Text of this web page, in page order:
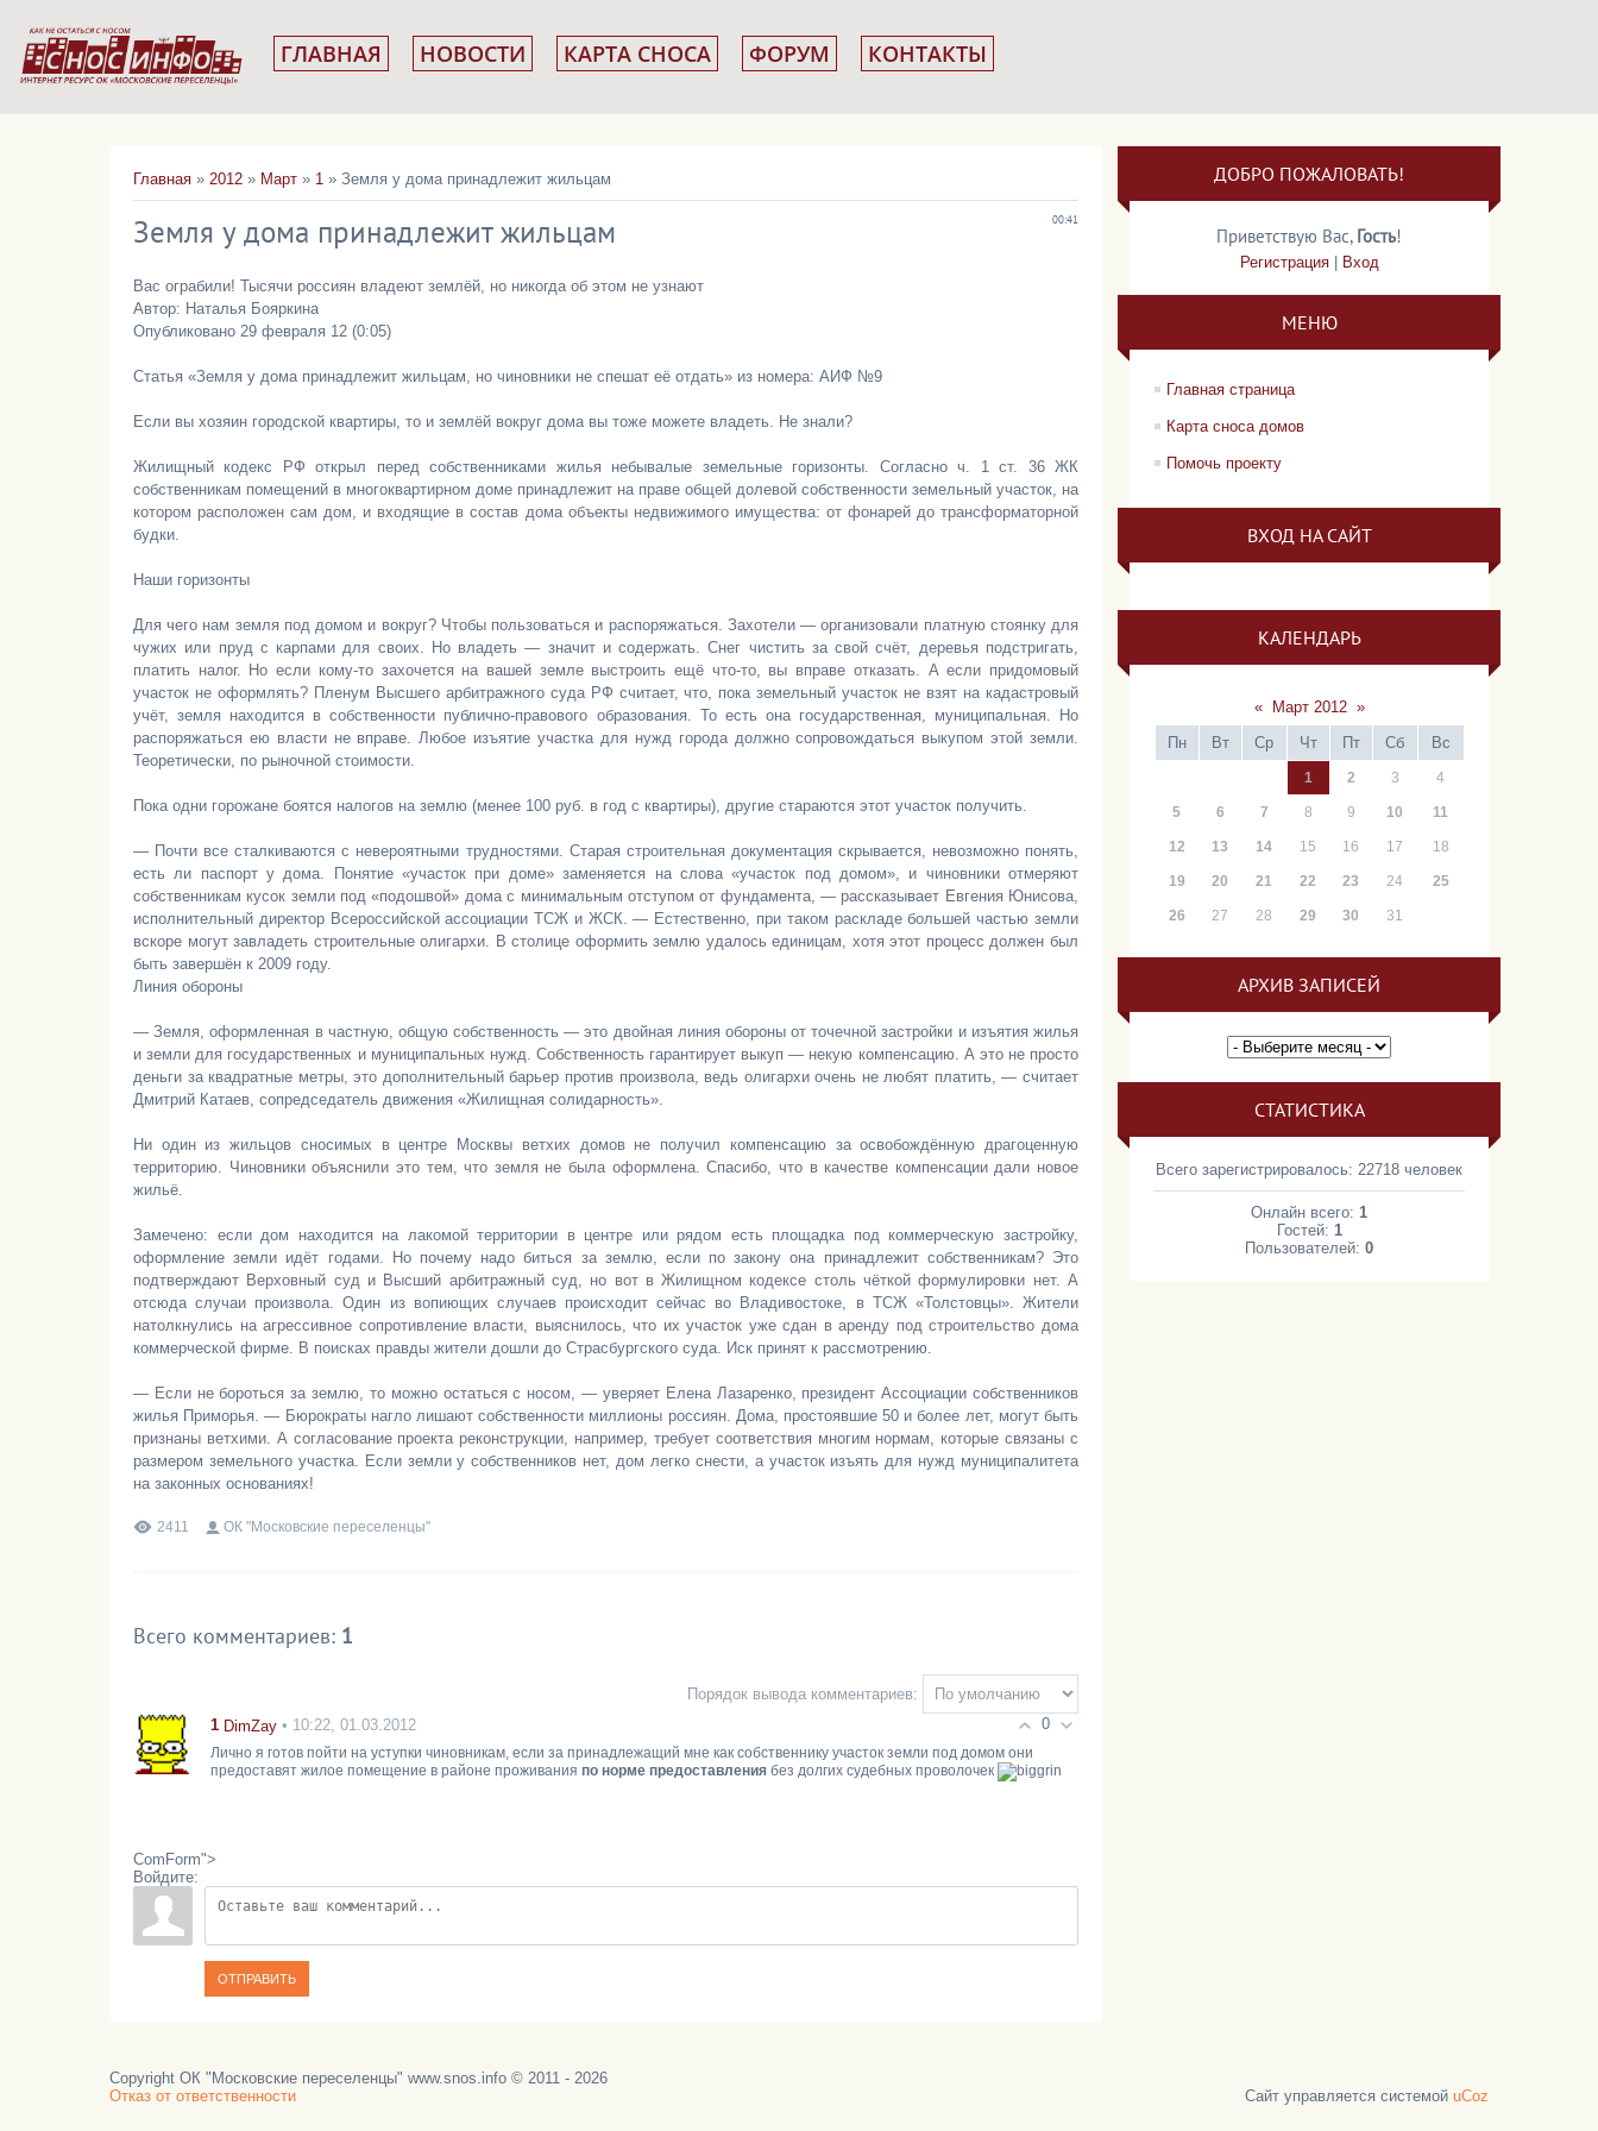
ГЛАВНАЯ НОВОСТИ КАРТА СНОСА ФОРУМ КОНТАКТЫ
Главная » 2012 » Март » 1 » Земля у дома принадлежит жильцам
00:41
Земля у дома принадлежит жильцам
Вас ограбили! Тысячи россиян владеют землёй, но никогда об этом не узнают
Автор: Наталья Бояркина
Опубликовано 29 февраля 12 (0:05)
Статья «Земля у дома принадлежит жильцам, но чиновники не спешат её отдать» из номера: АИФ №9
Если вы хозяин городской квартиры, то и землёй вокруг дома вы тоже можете владеть. Не знали?
Жилищный кодекс РФ открыл перед собственниками жилья небывалые земельные горизонты. Согласно ч. 1 ст. 36 ЖК
собственникам помещений в многоквартирном доме принадлежит на праве общей долевой собственности земельный участок, на
котором расположен сам дом, и входящие в состав дома объекты недвижимого имущества: от фонарей до трансформаторной
будки.
Наши горизонты
Для чего нам земля под домом и вокруг? Чтобы пользоваться и распоряжаться. Захотели — организовали платную стоянку для
чужих или пруд с карпами для своих. Но владеть — значит и содержать. Снег чистить за свой счёт, деревья подстригать,
платить налог. Но если кому-то захочется на вашей земле выстроить ещё что-то, вы вправе отказать. А если придомовый
участок не оформлять? Пленум Высшего арбитражного суда РФ считает, что, пока земельный участок не взят на кадастровый
учёт, земля находится в собственности публично-правового образования. То есть она государственная, муниципальная. Но
распоряжаться ею власти не вправе. Любое изъятие участка для нужд города должно сопровождаться выкупом этой земли.
Теоретически, по рыночной стоимости.
Пока одни горожане боятся налогов на землю (менее 100 руб. в год с квартиры), другие стараются этот участок получить.
— Почти все сталкиваются с невероятными трудностями. Старая строительная документация скрывается, невозможно понять,
есть ли паспорт у дома. Понятие «участок при доме» заменяется на слова «участок под домом», и чиновники отмеряют
собственникам кусок земли под «подошвой» дома с минимальным отступом от фундамента, — рассказывает Евгения Юнисова,
исполнительный директор Всероссийской ассоциации ТСЖ и ЖСК. — Естественно, при таком раскладе большей частью земли
вскоре могут завладеть строительные олигархи. В столице оформить землю удалось единицам, хотя этот процесс должен был
быть завершён к 2009 году.
Линия обороны
— Земля, оформленная в частную, общую собственность — это двойная линия обороны от точечной застройки и изъятия жилья
и земли для государственных и муниципальных нужд. Собственность гарантирует выкуп — некую компенсацию. А это не просто
деньги за квадратные метры, это дополнительный барьер против произвола, ведь олигархи очень не любят платить, — считает
Дмитрий Катаев, сопредседатель движения «Жилищная солидарность».
Ни один из жильцов сносимых в центре Москвы ветхих домов не получил компенсацию за освобождённую драгоценную
территорию. Чиновники объяснили это тем, что земля не была оформлена. Спасибо, что в качестве компенсации дали новое
жильё.
Замечено: если дом находится на лакомой территории в центре или рядом есть площадка под коммерческую застройку,
оформление земли идёт годами. Но почему надо биться за землю, если по закону она принадлежит собственникам? Это
подтверждают Верховный суд и Высший арбитражный суд, но вот в Жилищном кодексе столь чёткой формулировки нет. А
отсюда случаи произвола. Один из вопиющих случаев происходит сейчас во Владивостоке, в ТСЖ «Толстовцы». Жители
натолкнулись на агрессивное сопротивление власти, выяснилось, что их участок уже сдан в аренду под строительство дома
коммерческой фирме. В поисках правды жители дошли до Страсбургского суда. Иск принят к рассмотрению.
— Если не бороться за землю, то можно остаться с носом, — уверяет Елена Лазаренко, президент Ассоциации собственников
жилья Приморья. — Бюрократы нагло лишают собственности миллионы россиян. Дома, простоявшие 50 и более лет, могут быть
признаны ветхими. А согласование проекта реконструкции, например, требует соответствия многим нормам, которые связаны с
размером земельного участка. Если земли у собственников нет, дом легко снести, а участок изъять для нужд муниципалитета
на законных основаниях!
2411 ОК "Московские переселенцы"
Всего комментариев: 1
Порядок вывода комментариев:
0
1 DimZay • 10:22, 01.03.2012
Лично я готов пойти на уступки чиновникам, если за принадлежащий мне как собственнику участок земли под домом они
предоставят жилое помещение в районе проживания по норме предоставления без долгих судебных проволочек
ComForm">
Войдите:
ОТПРАВИТЬ
ДОБРО ПОЖАЛОВАТЬ!
Приветствую Вас, Гость!
Регистрация| Вход
МЕНЮ
Главная страница
Карта сноса домов
Помочь проекту
ВХОД НА САЙТ
КАЛЕНДАРЬ
« Март 2012 »
Пн
Вт Ср Чт Пт Сб Вс
1 2 3 4
5 6 7 8 9 10 11
12 13 14 15 16 17 18
19 20 21 22 23 24 25
26 27 28 29 30 31
АРХИВ ЗАПИСЕЙ
СТАТИСТИКА
Всего зарегистрировалось: 22718 человек
Онлайн всего:1
Гостей: 1
Пользователей:0
Copyright ОК "Московские переселенцы" www.snos.info © 2011 - 2026
Отказ от ответственности
Сайт управляется системой uCoz